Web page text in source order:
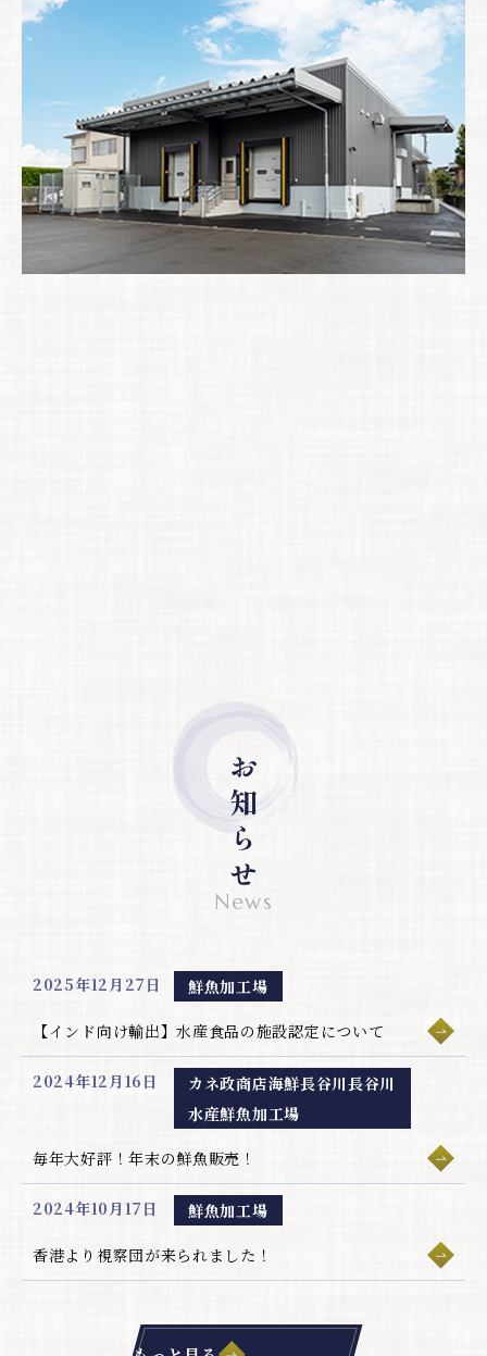
News
お 知 ら せ
2025年12月27日 鮮魚加工場
【インド向け輸出】水産食品の施設認定について
2024年12月16日
カネ政商店海鮮長谷川長谷川
水産鮮魚加工場
毎年大好評！年末の鮮魚販売！
2024年10月17日 鮮魚加工場
香港より視察団が来られました！